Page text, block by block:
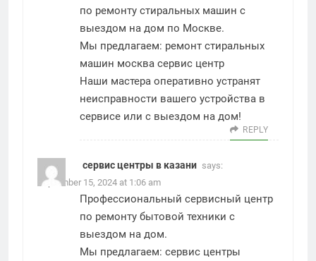
по ремонту стиральных машин с
выездом на дом по Москве.
Мы предлагаем: ремонт стиральных
машин москва сервис центр
Наши мастера оперативно устранят
неисправности вашего устройства в
сервисе или с выездом на дом!
REPLY
сервис центры в казани says:
September 15, 2024 at 1:06 am
Профессиональный сервисный центр
по ремонту бытовой техники с
выездом на дом.
Мы предлагаем: сервис центры